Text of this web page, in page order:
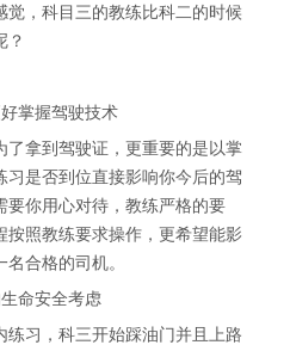
觉，科目三的教练比科二的时候
？
掌握驾驶技术
了拿到驾驶证，更重要的是以掌
是否到位直接影响你今后的驾
要你用心对待，教练严格的要
按照教练要求操作，更希望能影
合格的司机。
命安全考虑
练习，科三开始踩油门并且上路